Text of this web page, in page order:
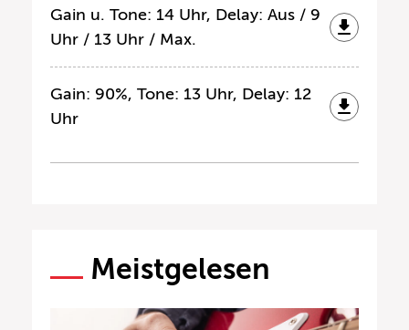
Gain u. Tone: 14 Uhr, Delay: Aus / 9
Uhr / 13 Uhr / Max.
Gain: 90%, Tone: 13 Uhr, Delay: 12
Uhr
Meistgelesen